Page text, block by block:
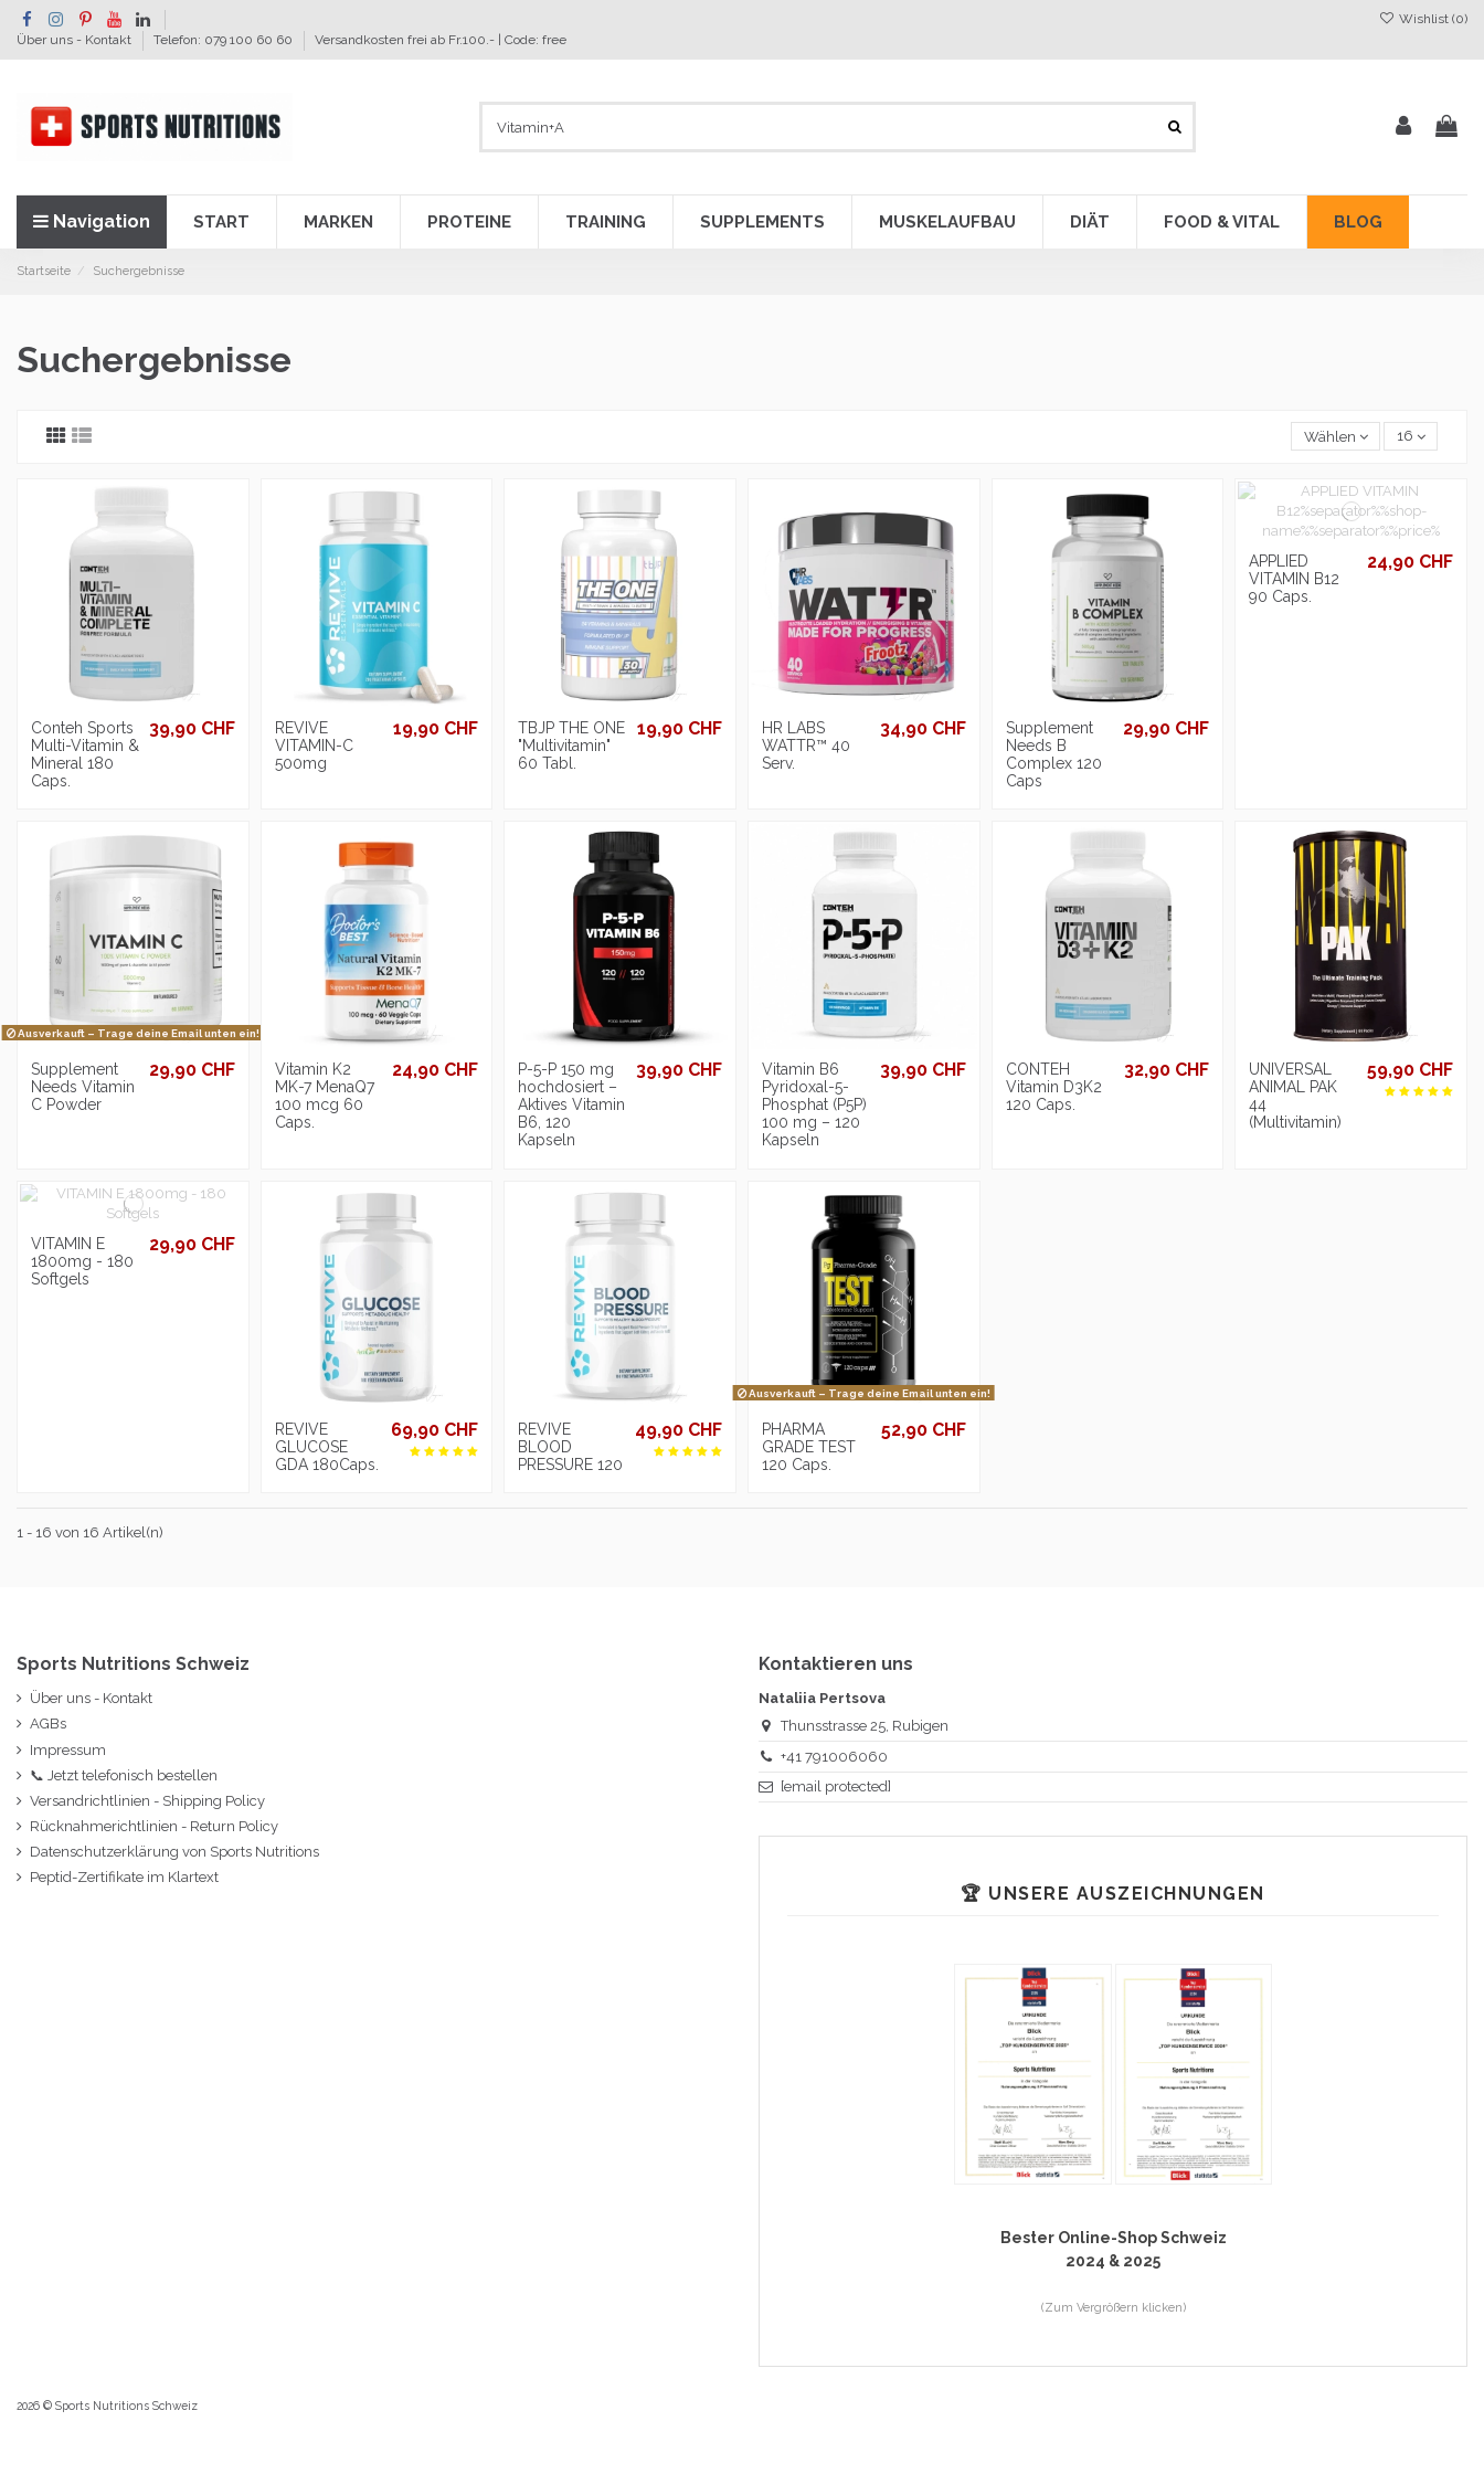
Über uns - Kontakt Telefon: 079 100 60 60 Versandkosten frei ab Fr.100.- | Code: free
Wishlist (0)
Navigation START MARKEN PROTEINE TRAINING SUPPLEMENTS MUSKELAUFBAU DIÄT FOOD & VITAL BLOG
Startseite Suchergebnisse
Suchergebnisse
Wählen 16
Conteh Sports
Multi-Vitamin &
Mineral 180
Caps.
39,90 CHF
REVIVE
VITAMIN-C
500mg
19,90 CHF
TBJP THE ONE
"Multivitamin"
60 Tabl.
19,90 CHF
HR LABS
WATTR™ 40
Serv.
34,90 CHF
Supplement
Needs B
Complex 120
Caps
29,90 CHF
APPLIED
VITAMIN B12
90 Caps.
24,90 CHF
Ausverkauft – Trage deine Email unten ein!
Supplement
Needs Vitamin
C Powder
29,90 CHF
Vitamin K2
MK-7 MenaQ7
100 mcg 60
Caps.
24,90 CHF
P-5-P 150 mg
hochdosiert –
Aktives Vitamin
B6, 120
Kapseln
39,90 CHF
Vitamin B6
Pyridoxal-5-
Phosphat (P5P)
100 mg – 120
Kapseln
39,90 CHF
CONTEH
Vitamin D3K2
120 Caps.
32,90 CHF
UNIVERSAL
ANIMAL PAK
44
(Multivitamin)
59,90 CHF
VITAMIN E
1800mg - 180
Softgels
29,90 CHF
REVIVE
GLUCOSE
GDA 180Caps.
69,90 CHF
REVIVE
BLOOD
PRESSURE 120
49,90 CHF
Ausverkauft – Trage deine Email unten ein!
PHARMA
GRADE TEST
120 Caps.
52,90 CHF
1 - 16 von 16 Artikel(n)
Sports Nutritions Schweiz
Über uns - Kontakt
AGBs
Impressum
📞 Jetzt telefonisch bestellen
Versandrichtlinien - Shipping Policy
Rücknahmerichtlinien - Return Policy
Datenschutzerklärung von Sports Nutritions
Peptid-Zertifikate im Klartext
Kontaktieren uns
Nataliia Pertsova
Thunsstrasse 25, Rubigen
+41 791006060
[email protected]
🏆 UNSERE AUSZEICHNUNGEN
Bester Online-Shop Schweiz
2024 & 2025
(Zum Vergrößern klicken)
2026 © Sports Nutritions Schweiz